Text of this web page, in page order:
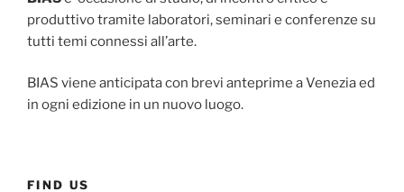
produttivo tramite laboratori, seminari e conferenze su
tutti temi connessi all’arte.
BIAS viene anticipata con brevi anteprime a Venezia ed
in ogni edizione in un nuovo luogo.
FIND US